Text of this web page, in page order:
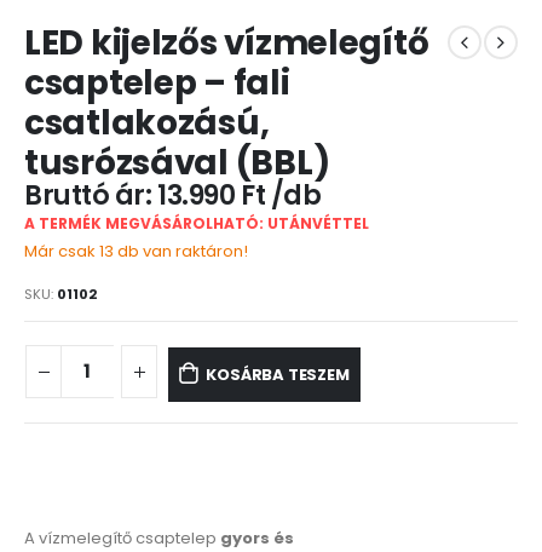
LED kijelzős vízmelegítő
csaptelep – fali
csatlakozású,
tusrózsával (BBL)
13.990 Ft
A TERMÉK MEGVÁSÁROLHATÓ: UTÁNVÉTTEL
Már csak 13 db van raktáron!
SKU: 01102
KOSÁRBA TESZEM
A vízmelegítő csaptelep gyors és